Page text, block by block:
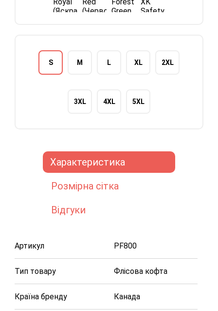
S M L XL 2XL
3XL 4XL 5XL
Характеристика
Розмірна сітка
Відгуки
Артикул PF800
Тип товару Флісова кофта
Країна бренду Канада